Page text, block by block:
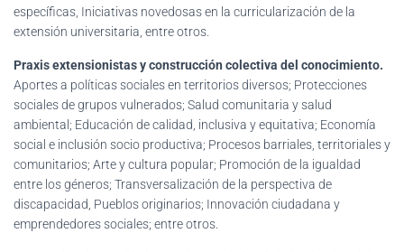
específicas, Iniciativas novedosas en la curricularización de la
extensión universitaria, entre otros.
Praxis extensionistas y construcción colectiva del conocimiento.
Aportes a políticas sociales en territorios diversos; Protecciones
sociales de grupos vulnerados; Salud comunitaria y salud
ambiental; Educación de calidad, inclusiva y equitativa; Economía
social e inclusión socio productiva; Procesos barriales, territoriales y
comunitarios; Arte y cultura popular; Promoción de la igualdad
entre los géneros; Transversalización de la perspectiva de
discapacidad, Pueblos originarios; Innovación ciudadana y
emprendedores sociales; entre otros.